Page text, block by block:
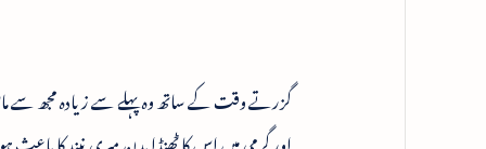
گزرتے وقت کے ساتھ وہ پہلے سے زیادہ مجھ سے